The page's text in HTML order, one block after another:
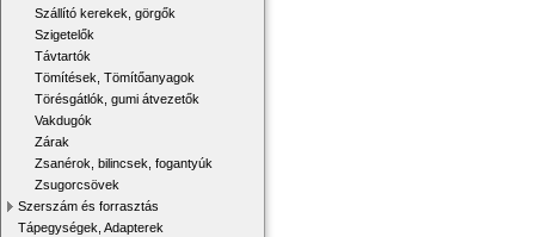
Szállító kerekek, görgők
Szigetelők
Távtartók
Tömítések, Tömítőanyagok
Törésgátlók, gumi átvezetők
Vakdugók
Zárak
Zsanérok, bilincsek, fogantyúk
Zsugorcsövek
Szerszám és forrasztás
Tápegységek, Adapterek